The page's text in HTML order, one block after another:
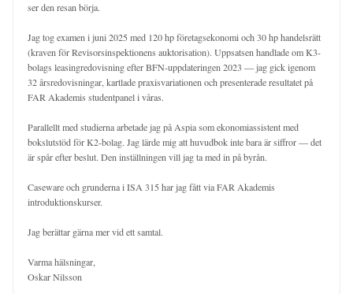
ser den resan börja.
Jag tog examen i juni 2025 med 120 hp företagsekonomi och 30 hp handelsrätt
(kraven för Revisorsinspektionens auktorisation). Uppsatsen handlade om K3-
bolags leasingredovisning efter BFN-uppdateringen 2023 — jag gick igenom
32 årsredovisningar, kartlade praxisvariationen och presenterade resultatet på
FAR Akademis studentpanel i våras.
Parallellt med studierna arbetade jag på Aspia som ekonomiassistent med
bokslutstöd för K2-bolag. Jag lärde mig att huvudbok inte bara är siffror — det
är spår efter beslut. Den inställningen vill jag ta med in på byrån.
Caseware och grunderna i ISA 315 har jag fått via FAR Akademis
introduktionskurser.
Jag berättar gärna mer vid ett samtal.
Varma hälsningar,
Oskar Nilsson